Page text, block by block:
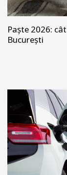
Paște 2026:
București